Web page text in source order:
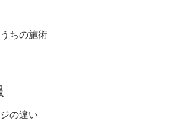
ちの施術
の違い